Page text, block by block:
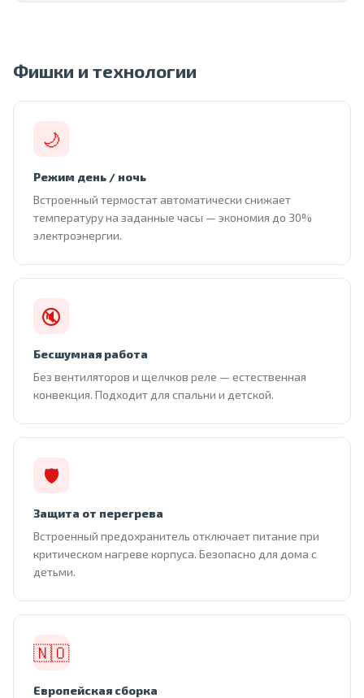
Фишки и технологии
🌙
Режим день / ночь
Встроенный термостат автоматически снижает
температуру на заданные часы — экономия до 30%
электроэнергии.
🔇
Бесшумная работа
Без вентиляторов и щелчков реле — естественная
конвекция. Подходит для спальни и детской.
🛡
Защита от перегрева
Встроенный предохранитель отключает питание при
критическом нагреве корпуса. Безопасно для дома с
детьми.
🇳🇴
Европейская сборка